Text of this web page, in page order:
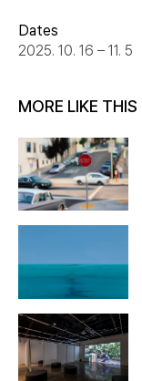
Dates
2025. 10. 16 – 11. 5
MORE LIKE THIS